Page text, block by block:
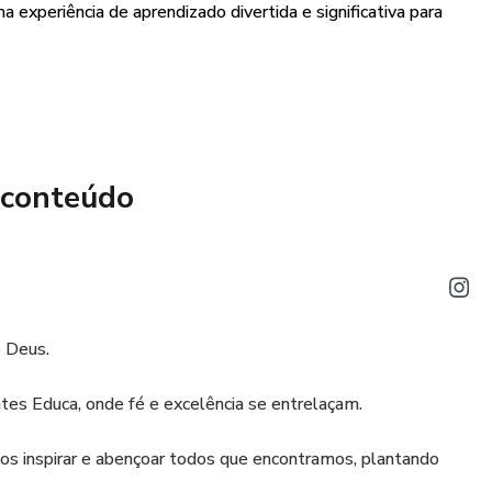
experiência de aprendizado divertida e significativa para
Deus.
Educa, onde fé e excelência se entrelaçam.
inspirar e abençoar todos que encontramos, plantando